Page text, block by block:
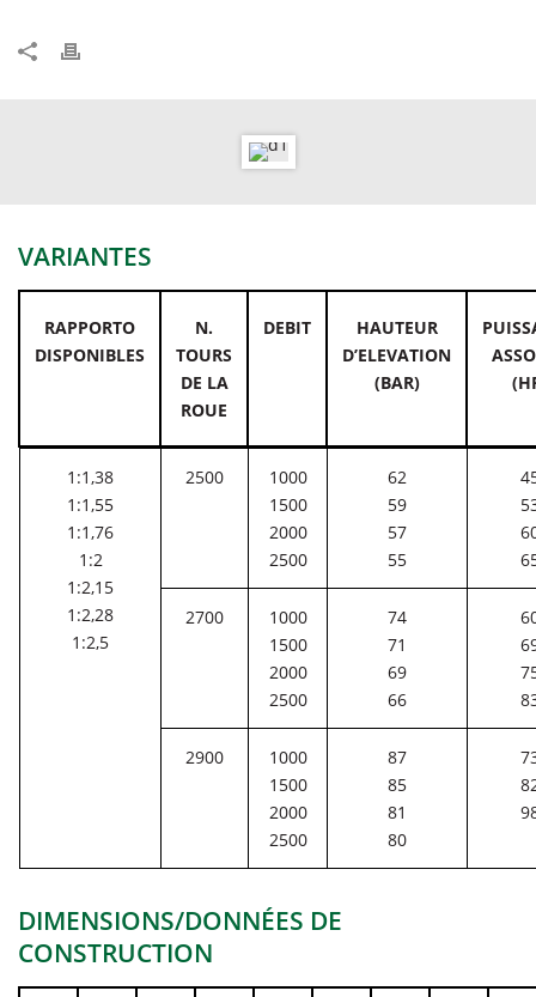
VARIANTES
RAPPORTO
DISPONIBLES
N.
TOURS
DE LA
ROUE
DEBIT
HAUTEUR
D’ELEVATION
(BAR)
1:1,38
1:1,55
1:1,76
1:2
1:2,15
1:2,28
1:2,5
2500
1000
1500
2000
2500
62
59
57
55
2700
1000
1500
2000
2500
74
71
69
66
2900
1000
1500
2000
2500
87
85
81
80
DIMENSIONS/DONNÉES DE
CONSTRUCTION